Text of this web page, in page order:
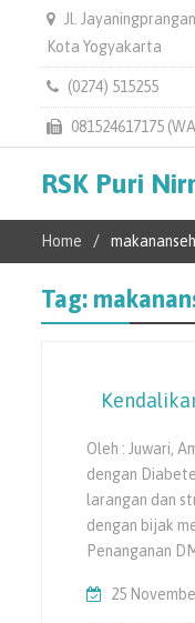
Jl.
Kota Yogyakarta
(0274) 515255
081524617175
RSK Puri
Home
Tag:
Oleh : Juwari,
dengan
larangan dan
dengan bijak
Penanganan
25